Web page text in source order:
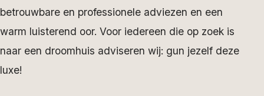
betrouwbare en professionele adviezen en een
warm luisterend oor. Voor iedereen die op zoek is
naar een droomhuis adviseren wij: gun jezelf deze
luxe!